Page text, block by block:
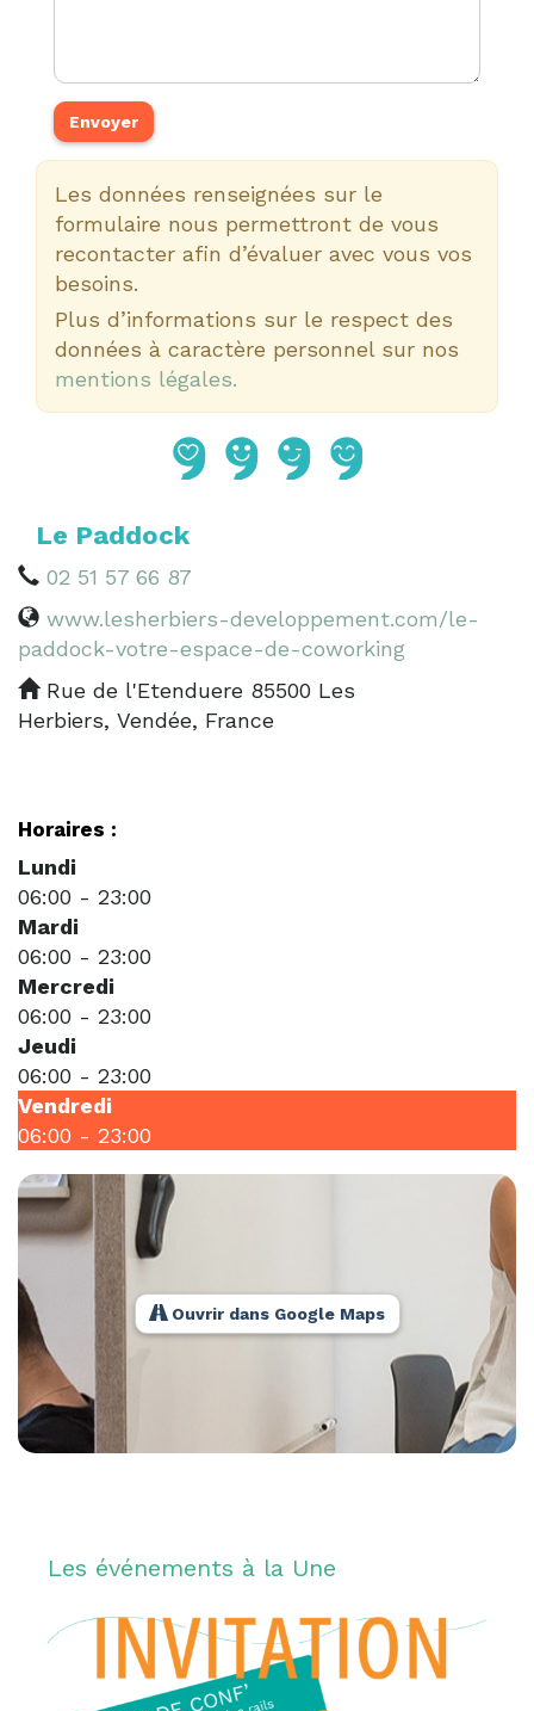
Les données renseignées sur le
formulaire nous permettront de vous
recontacter afin d’évaluer avec vous vos
besoins.
Plus d’informations sur le respect des
données à caractère personnel sur nos
mentions légales.
Le Paddock
02 51 57 66 87
www.lesherbiers-developpement.com/le-
paddock-votre-espace-de-coworking
Rue de l'Etenduere 85500 Les
Herbiers, Vendée, France
Horaires :
Lundi
06:00 - 23:00
Mardi
06:00 - 23:00
Mercredi
06:00 - 23:00
Jeudi
06:00 - 23:00
Vendredi
06:00 - 23:00
Ouvrir dans Google Maps
Les événements à la Une